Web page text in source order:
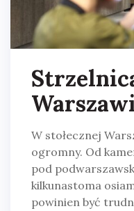
W stołecznej
ogromny. Od
pod
kilkunastoma
powinien być